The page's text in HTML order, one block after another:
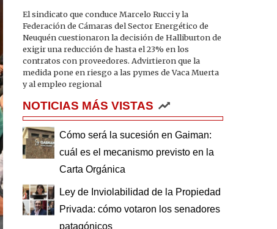
El sindicato que conduce Marcelo Rucci y la
Federación de Cámaras del Sector Energético de
Neuquén cuestionaron la decisión de Halliburton de
exigir una reducción de hasta el 23% en los
contratos con proveedores. Advirtieron que la
medida pone en riesgo a las pymes de Vaca Muerta
y al empleo regional
NOTICIAS MÁS VISTAS
Cómo será la sucesión en Gaiman:
cuál es el mecanismo previsto en la
Carta Orgánica
Ley de Inviolabilidad de la Propiedad
Privada: cómo votaron los senadores
patagónicos